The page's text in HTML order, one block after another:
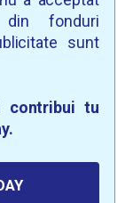
fonduri
sunt
contribui tu